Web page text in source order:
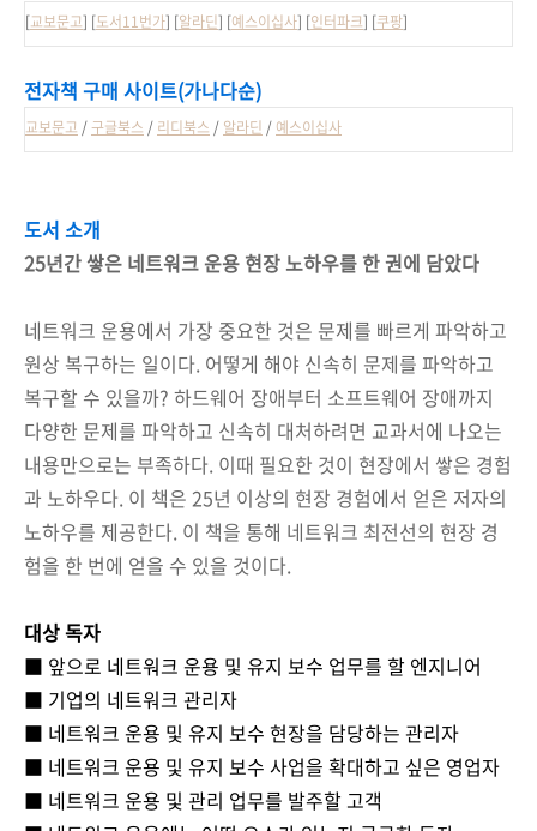
[교보문고] [도서11번가] [알라딘] [예스이십사] [인터파크] [쿠팡]
전자책 구매 사이트(가나다순)
교보문고 /구글북스 / 리디북스 / 알라딘 / 예스이십사
도서 소개
25년간 쌓은 네트워크 운용 현장 노하우를 한 권에 담았다
네트워크 운용에서 가장 중요한 것은 문제를 빠르게 파악하고
원상 복구하는 일이다. 어떻게 해야 신속히 문제를 파악하고
복구할 수 있을까? 하드웨어 장애부터 소프트웨어 장애까지
다양한 문제를 파악하고 신속히 대처하려면 교과서에 나오는
내용만으로는 부족하다. 이때 필요한 것이 현장에서 쌓은 경험
과 노하우다. 이 책은 25년 이상의 현장 경험에서 얻은 저자의
노하우를 제공한다. 이 책을 통해 네트워크 최전선의 현장 경
험을 한 번에 얻을 수 있을 것이다.
대상 독자
■ 앞으로 네트워크 운용 및 유지 보수 업무를 할 엔지니어
■ 기업의 네트워크 관리자
■ 네트워크 운용 및 유지 보수 현장을 담당하는 관리자
■ 네트워크 운용 및 유지 보수 사업을 확대하고 싶은 영업자
■ 네트워크 운용 및 관리 업무를 발주할 고객